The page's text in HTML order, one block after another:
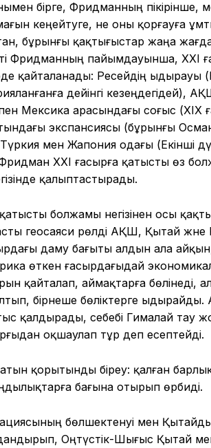
бірге, Фридманның пікірінше,
кеңейтуге, не оны қорғауға
бұрынғы қақтығыстар жаңа
Фридманның пайымдауынша, XXI
қайталанады: Ресейдің
дейінгі кезеңдегідей),
Мексика арасындағы соғыс (XIX
экспансиясы (бұрынғы
мен Жапония одағы (Екінші
XXI ғасырға қатысты өз
қалыптастырады.
болжамы негізінен осы
геосаяси рөлді АҚШ, Қытай
даму бағыты алдын ала
өткен ғасырдағыдай
қайталап, аймақтарға бөлінеді,
бірнеше бөліктерге
қалдырады, себебі Гималай тау
оқшаулап тұр деп есептейді.
қорытынды біреу: қалған барлық
бағына отырып өрбиді.
бөлшектенуі мен
Оңтүстік-Шығыс Қытай